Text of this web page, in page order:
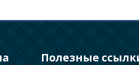
Полезные